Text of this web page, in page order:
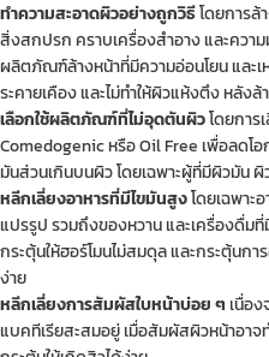
ทำความสะอาดผิวอย่างถูกวิธีโดยการล้
สิ่งสกปรก คราบเครื่องสำอาง และคว
ผลิตภัณฑ์ล้างหน้าที่มีความอ่อนโยน และ
ระคายเคือง และไม่ทำให้ผิวแห้งตึง หลังล้
เลือกใช้ผลิตภัณฑ์ที่ไม่อุดตันผิวโดยกา
Comedogenic หรือ Oil Free เพื่อลดโ
มันส่วนเกินบนผิว โดยเฉพาะผู้ที่มีผิวมัน
หลีกเลี่ยงอาหารที่มีไขมันสูงโดยเฉพาะ
แปรรูป รวมถึงของหวาน และเครื่องดื่มที่
กระตุ้นให้ฮอร์โมนไม่สมดุล และกระตุ้นก
ง่าย
หลีกเลี่ยงการสัมผัสใบหน้าบ่อย ๆ เนื่อ
แบคทีเรียสะสมอยู่ เมื่อสัมผัสผิวหน้าอาจ